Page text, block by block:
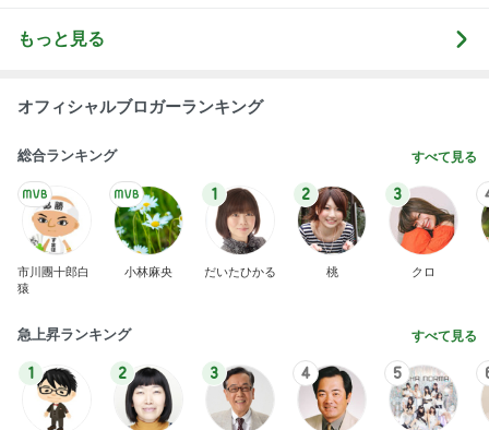
もっと見る
オフィシャルブロガーランキング
総合ランキング すべて見る
市川團十郎白
猿
小林麻央
1
だいたひかる
2
桃
3
クロ
急上昇ランキング すべて見る
1 2 3 4 5